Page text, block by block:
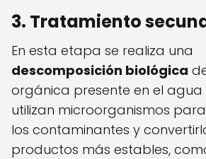
3. Tratamiento
En esta etapa se realiza una
descomposición biológica
orgánica presente en el agua
utilizan microorganismos
los contaminantes y
productos más estables,